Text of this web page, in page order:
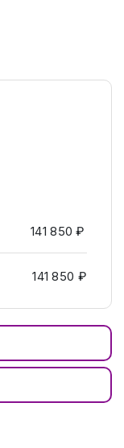
141 850 ₽
141 850 ₽